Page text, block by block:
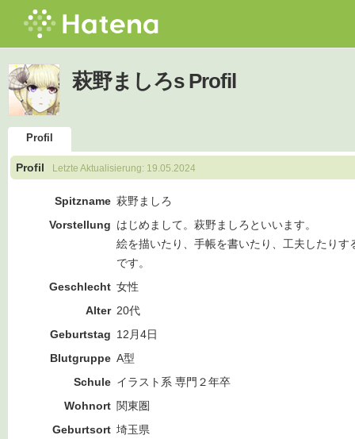
萩野ましろs Profil
Profil
Profil Letzte Aktualisierung: 19.05.2024
Spitzname 萩野ましろ
Vorstellung はじめまして。萩野ましろといいます。
絵を描いたり、手帳を書いたり、工夫したり
です。
Geschlecht 女性
Alter 20代
Geburtstag 12月4日
Blutgruppe A型
Schule イラスト系 専門２年卒
Wohnort 関東圏
Geburtsort 埼玉県